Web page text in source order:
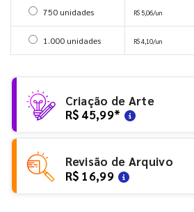
Selecionar 750 unidades
750 unidades R$ 5,06/un
Selecionar 1000 unidades
1.000 unidades R$ 4,10/un
Criação de Arte
R$ 45,99*
Revisão de Arquivo
R$ 16,99